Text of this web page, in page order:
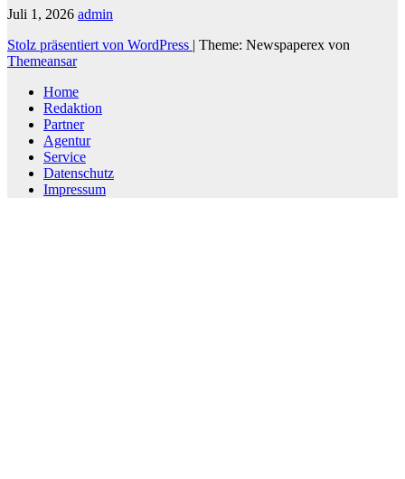
Juli 1, 2026 admin
Stolz präsentiert von WordPress | Theme: Newspaperex von
Themeansar
Home
Redaktion
Partner
Agentur
Service
Datenschutz
Impressum